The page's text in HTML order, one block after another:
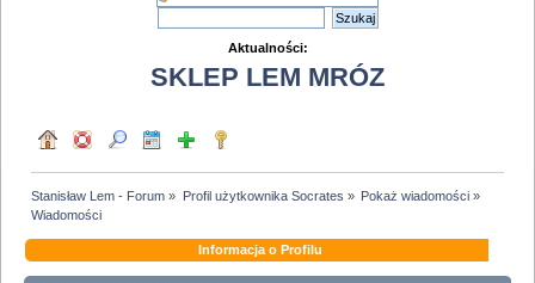
Aktualności:
SKLEP LEM MRÓZ
Stanisław Lem - Forum » Profil użytkownika Socrates » Pokaż wiadomości»
Wiadomości
Informacja o Profilu